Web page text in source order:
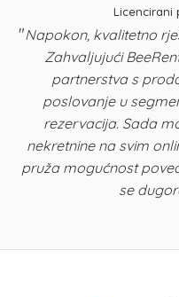
Licencirani
"Napokon, kvalitetno
Zahvaljujući
partnerstva s
poslovanje u
rezervacija. Sada
nekretnine na svim
pruža mogućnost
se